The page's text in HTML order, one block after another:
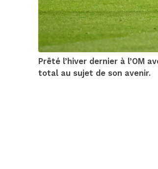
Prêté l’hiver dernier à l’OM
total au sujet de son avenir.